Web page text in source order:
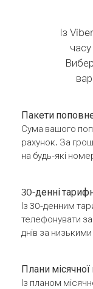
Із
Пакети
Сума вашого
рахунок. За
на будь-які
30-денні
Із 30-денним
телефонувати
днів за
Плани
Із планом